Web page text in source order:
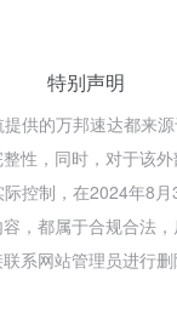
特别声明
供的万邦速达都来
性，同时，对于该
际控制，在2024年8
，都属于合规合法
系网站管理员进行